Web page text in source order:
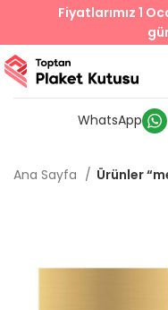
WhatsApp
Ana Sayfa Ürünler
Fiyatlarımız 1